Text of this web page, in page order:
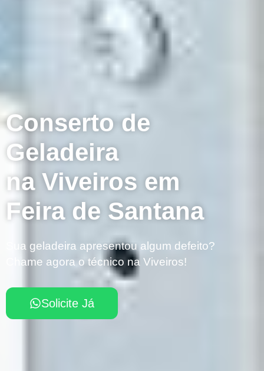
Conserto de
Geladeira
na Viveiros em
Feira de Santana
Sua geladeira apresentou algum defeito?
Chame agora o técnico na Viveiros!
Solicite Já